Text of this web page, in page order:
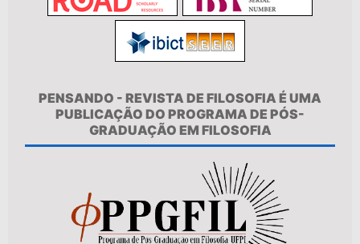
PENSANDO - REVISTA DE FILOSOFIA É UMA
PUBLICAÇÃO DO PROGRAMA DE PÓS-
GRADUAÇÃO EM FILOSOFIA